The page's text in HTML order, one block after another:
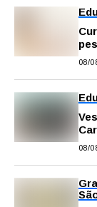
08/
08/